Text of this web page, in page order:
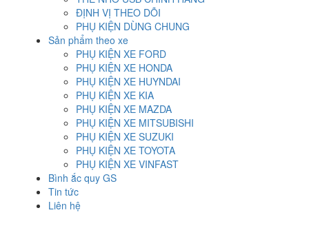
ĐỊNH VỊ THEO DÕI
PHỤ KIỆN DÙNG CHUNG
Sản phẩm theo xe
PHỤ KIỆN XE FORD
PHỤ KIỆN XE HONDA
PHỤ KIỆN XE HUYNDAI
PHỤ KIỆN XE KIA
PHỤ KIỆN XE MAZDA
PHỤ KIỆN XE MITSUBISHI
PHỤ KIỆN XE SUZUKI
PHỤ KIỆN XE TOYOTA
PHỤ KIỆN XE VINFAST
Bình ắc quy GS
Tin tức
Liên hệ